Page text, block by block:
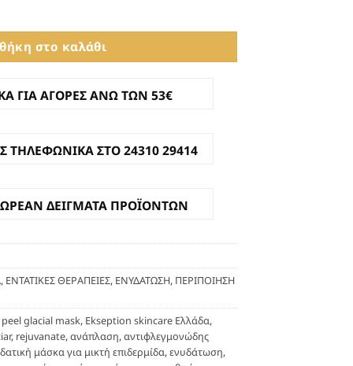
χαλκός και μαγνήσιο —
της κυτταρικής αναπνοής και
και μεταβολικών διαμεσολαβητών.
μάσκας προσφέρει έντονη αίσθηση
μειώνει τη θερμοκρασία της
με κλασικές μάσκες — διευκολύνοντας
Βελτίωση
σφριγηλότητας
και μείωση
Κατάλληλη για
φυσιολογικές,
λιπαρές, μικτές
στο καλάθι
ΓΙΑ ΑΓΟΡΕΣ ΑΝΩ ΤΩΝ 53€
ΤΗΛΕΦΩΝΙΚΑ ΣΤΟ 24310 29414
ΔΕΙΓΜΑΤΑ ΠΡΟΪΟΝΤΩΝ
, ΕΝΤΑΤΙΚΕΣ ΘΕΡΑΠΕΙΕΣ, ΕΝΥΔΑΤΩΣΗ, ΠΕΡΙΠΟΙΗΣΗ
glacial mask, Ekseption skincare Ελλάδα,
, rejuvanate,ανάπλαση,αντιφλεγμονώδης
μάσκα για μικτή επιδερμίδα,ενυδάτωση,